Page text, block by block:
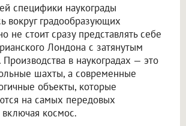
специфики наукограды
вокруг градообразующих
не стоит сразу представлять себе
Лондона с затянутым
в наукоградах — это
шахты, а современные
объекты, которые
на самых передовых
космос.